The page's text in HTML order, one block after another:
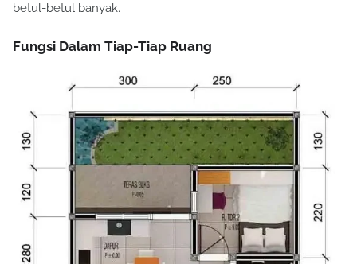
betul-betul banyak.
Fungsi Dalam Tiap-Tiap Ruang